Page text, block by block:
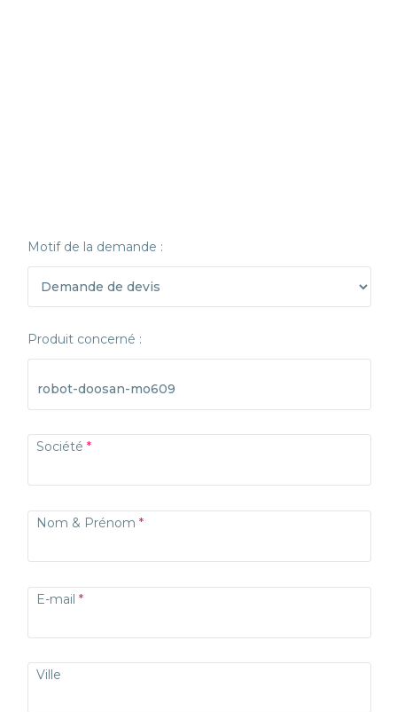
Motif de la demande :
Produit concerné :
Société
Nom & Prénom
E-mail
Ville